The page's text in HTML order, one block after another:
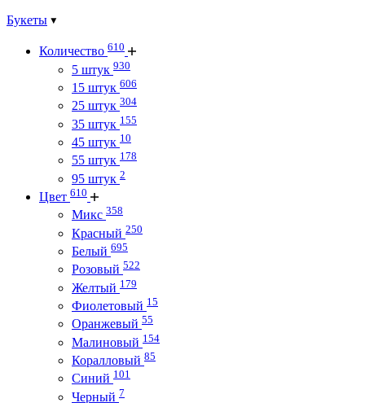
Букеты
Количество 610
5 штук 930
15 штук 606
25 штук 304
35 штук 155
45 штук 10
55 штук 178
95 штук 2
Цвет 610
Микс 358
Красный 250
Белый 695
Розовый 522
Желтый 179
Фиолетовый 15
Оранжевый 55
Малиновый 154
Коралловый 85
Синий 101
Черный 7